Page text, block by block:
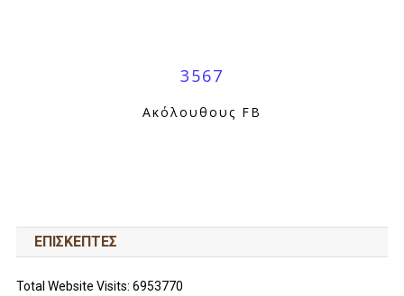
3567
Ακόλουθους FB
ΕΠΙΣΚΕΠΤΕΣ
Total Website Visits: 6953770